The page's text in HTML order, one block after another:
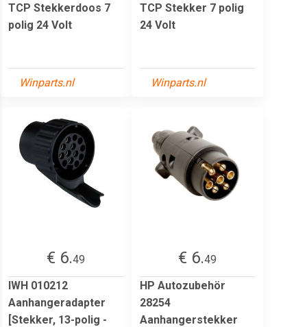
TCP Stekkerdoos 7
polig 24 Volt
Winparts.nl
TCP Stekker 7 polig
24 Volt
Winparts.nl
€ 6.49
IWH 010212
Aanhangeradapter
[Stekker, 13-polig -
€ 6.49
HP Autozubehör
28254
Aanhangerstekker